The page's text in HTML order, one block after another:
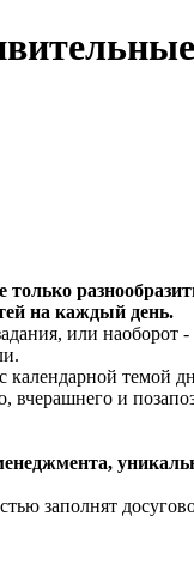
на каждый день.
или наоборот
календарной темой
и
заполнят